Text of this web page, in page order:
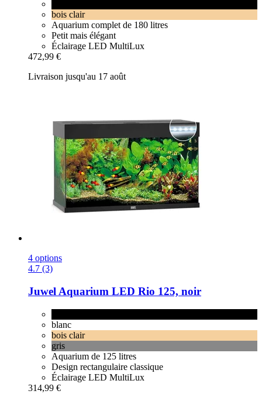
bois clair
Aquarium complet de 180 litres
Petit mais élégant
Éclairage LED MultiLux
472,99 €
Livraison jusqu'au 17 août
4 options
4.7 (3)
Juwel Aquarium LED Rio 125, noir
blanc
bois clair
gris
Aquarium de 125 litres
Design rectangulaire classique
Éclairage LED MultiLux
314,99 €